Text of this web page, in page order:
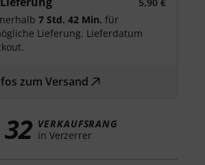
7 Std. 42 Min. für
Lieferung. Lieferdatum
zum Versand
32 VERKAUFSRANG
in Verzerrer